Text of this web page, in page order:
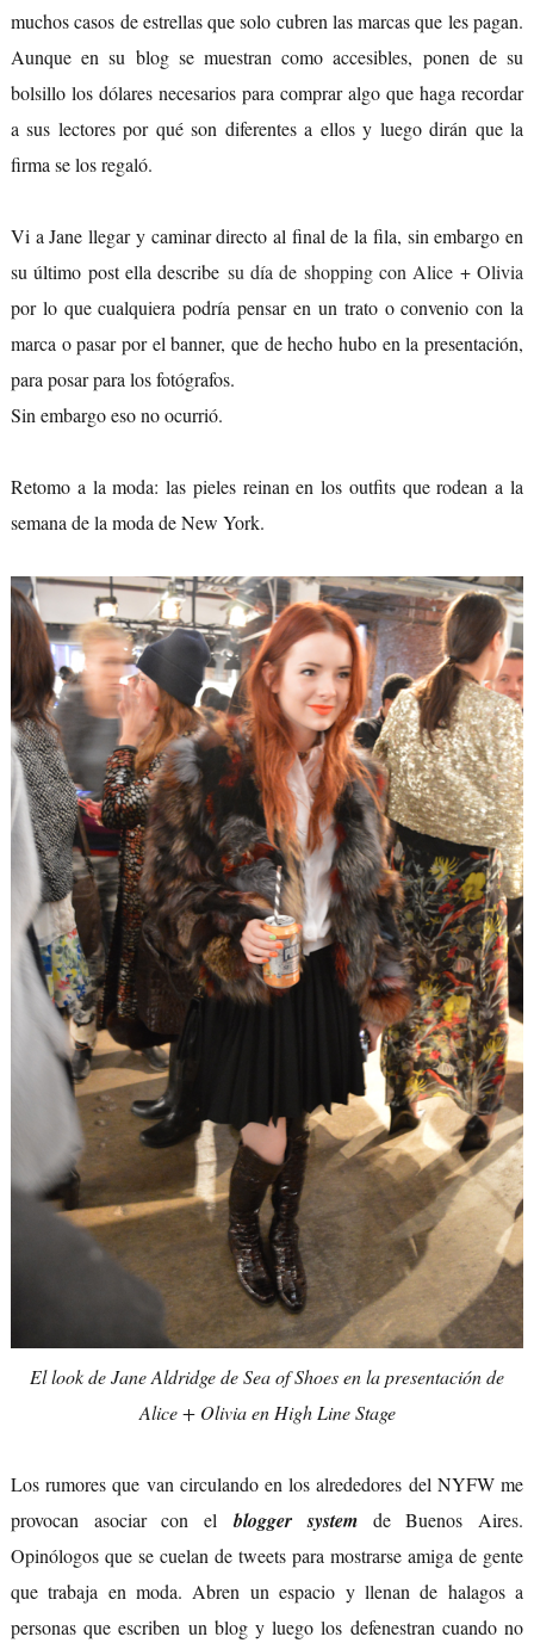
muchos casos de estrellas que solo cubren las marcas que les pagan.
Aunque en su blog se muestran como accesibles, ponen de su
bolsillo los dólares necesarios para comprar algo que haga recordar
a sus lectores por qué son diferentes a ellos y luego dirán que la
firma se los regaló.
Vi a Jane llegar y caminar directo al final de la fila, sin embargo en
su último post ella describe su día de shopping con Alice + Olivia
por lo que cualquiera podría pensar en un trato o convenio con la
marca o pasar por el banner, que de hecho hubo en la presentación,
para posar para los fotógrafos.
Sin embargo eso no ocurrió.
Retomo a la moda: las pieles reinan en los outfits que rodean a la
semana de la moda de New York.
El look de Jane Aldridge de Sea of Shoes en la presentación de
Alice + Olivia en High Line Stage
Los rumores que van circulando en los alrededores del NYFW me
provocan asociar con elblogger systemde Buenos Aires.
Opinólogos que se cuelan de tweets para mostrarse amiga de gente
que trabaja en moda. Abren un espacio y llenan de halagos a
personas que escriben un blog y luego los defenestran cuando no